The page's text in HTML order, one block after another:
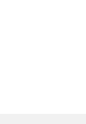
10/2018